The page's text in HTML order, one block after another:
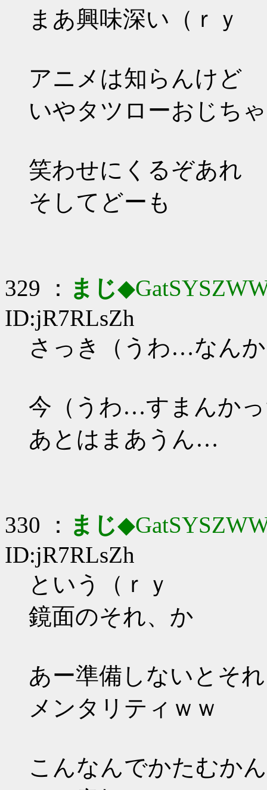
まあ興味深い（ｒｙ
アニメは知らんけど
いやタツローおじち
笑わせにくるぞあれ
そしてどーも
329 ： まじ
ID:jR7RLsZh
さっき（うわ…なん
今（うわ…すまんか
あとはまあうん…
330 ： まじ
ID:jR7RLsZh
という（ｒｙ
鏡面のそれ、か
あー準備しないとそ
メンタリティｗｗ
こんなんでかたむか